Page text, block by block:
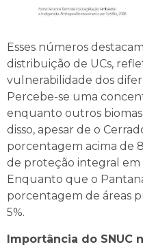
Esses números
distribuição de UCs,
vulnerabilidade dos
Percebe-se uma
enquanto outros
disso, apesar de o
porcentagem acima de
de proteção integral em
Enquanto que o
porcentagem de áreas
5%.
Importância do SNUC